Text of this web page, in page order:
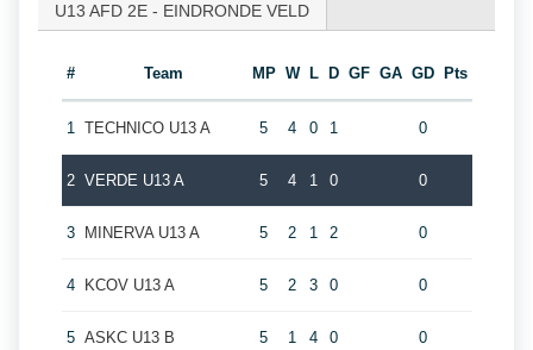
U13 AFD 2E - EINDRONDE VELD
# Team MP W L D GF GA GD Pts
1 TECHNICO U13 A 5 4 0 1 0
2 VERDE U13 A 5 4 1 0 0
3 MINERVA U13 A 5 2 1 2 0
4 KCOV U13 A 5 2 3 0 0
5 ASKC U13 B 5 1 4 0 0